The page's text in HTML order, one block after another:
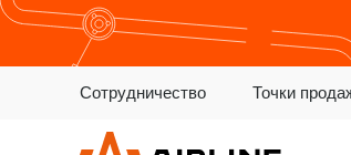
Сотрудничество Точки